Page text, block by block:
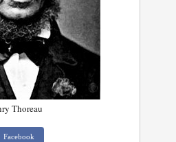
Thoreau
Facebook